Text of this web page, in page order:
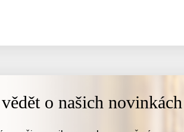
o našich